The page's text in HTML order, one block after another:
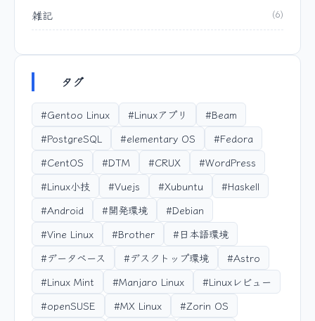
雑記 (6)
タグ
#Gentoo Linux #Linuxアプリ
#Beam
#PostgreSQL
#elementary OS
#Fedora
#CentOS
#DTM #CRUX
#WordPress
#Linux小技
#Vuejs #Xubuntu
#Haskell
#Android
#開発環境
#Debian
#Vine Linux
#Brother
#日本語環境
#データベース
#デスクトップ環境
#Astro
#Linux Mint
#Manjaro Linux
#Linuxレビュー
#openSUSE
#MX Linux #Zorin OS